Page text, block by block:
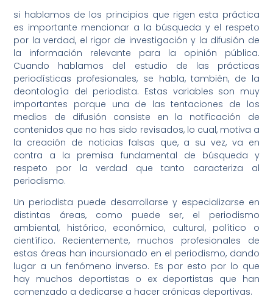
si hablamos de los principios que rigen esta práctica
es importante mencionar a la búsqueda y el respeto
por la verdad, el rigor de investigación y la difusión de
la información relevante para la opinión pública.
Cuando hablamos del estudio de las prácticas
periodísticas profesionales, se habla, también, de la
deontología del periodista. Estas variables son muy
importantes porque una de las tentaciones de los
medios de difusión consiste en la notificación de
contenidos que no has sido revisados, lo cual, motiva a
la creación de noticias falsas que, a su vez, va en
contra a la premisa fundamental de búsqueda y
respeto por la verdad que tanto caracteriza al
periodismo.
Un periodista puede desarrollarse y especializarse en
distintas áreas, como puede ser, el periodismo
ambiental, histórico, económico, cultural, político o
científico. Recientemente, muchos profesionales de
estas áreas han incursionado en el periodismo, dando
lugar a un fenómeno inverso. Es por esto por lo que
hay muchos deportistas o ex deportistas que han
comenzado a dedicarse a hacer crónicas deportivas.